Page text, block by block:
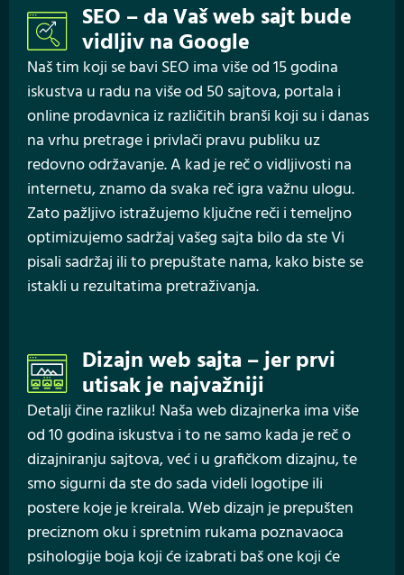
SEO – da Vaš web sajt bude
vidljiv na Google
Naš tim koji se bavi SEO ima više od 15 godina
iskustva u radu na više od 50 sajtova, portala i
online prodavnica iz različitih branši koji su i danas
na vrhu pretrage i privlači pravu publiku uz
redovno održavanje. A kad je reč o vidljivosti na
internetu, znamo da svaka reč igra važnu ulogu.
Zato pažljivo istražujemo ključne reči i temeljno
optimizujemo sadržaj vašeg sajta bilo da ste Vi
pisali sadržaj ili to prepuštate nama, kako biste se
istakli u rezultatima pretraživanja.
Dizajn web sajta – jer prvi
utisak je najvažniji
Detalji čine razliku! Naša web dizajnerka ima više
od 10 godina iskustva i to ne samo kada je reč o
dizajniranju sajtova, već i u grafičkom dizajnu, te
smo sigurni da ste do sada videli logotipe ili
postere koje je kreirala. Web dizajn je prepušten
preciznom oku i spretnim rukama poznavaoca
psihologije boja koji će izabrati baš one koji će